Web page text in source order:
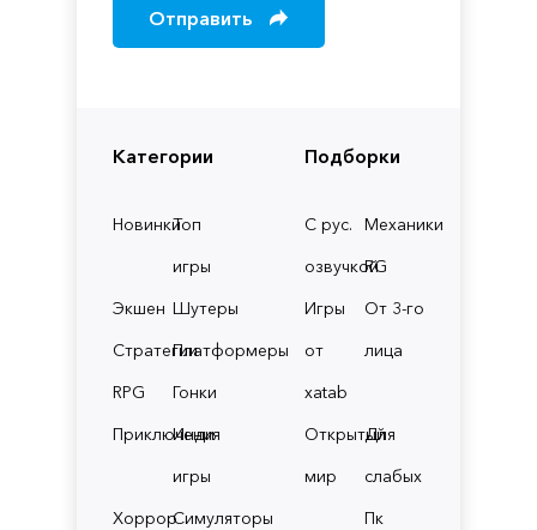
Категории
НовинкиТоп
игры
Экшен Шутеры
СтратегииПлатформеры
RPG
Гонки
Приключения
Инди
игры
ХоррорСимуляторы
Подборки
С рус.
озвучкой
Механики
RG
Игры
от
xatab
От 3-го
лица
Открытый
мир
Для
слабых
Пк
Отправить